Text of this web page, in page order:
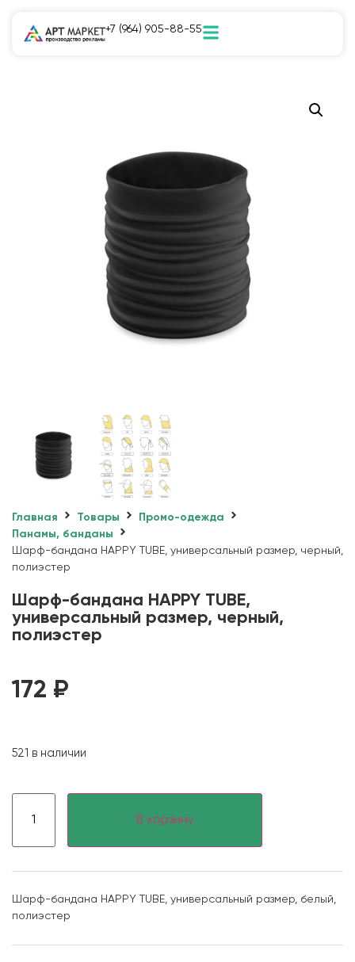
+7 (964) 905-88-55
Главная Товары
Промо-одежда
Панамы, банданы
Шарф-бандана HAPPY TUBE, универсальный размер, черный,
полиэстер
Шарф-бандана HAPPY TUBE,
универсальный размер, черный,
полиэстер
172 ₽
521 в наличии
В корзину
Шарф-бандана HAPPY TUBE, универсальный размер, белый,
полиэстер